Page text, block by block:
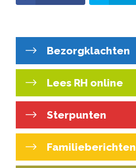
Bezorgklachten
Lees RH online
Sterpunten
Familieberichten